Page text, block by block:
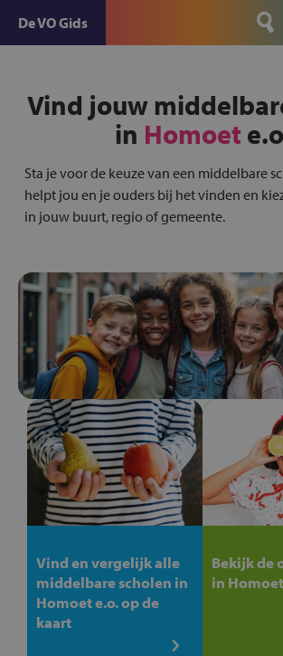
De VO Gids
Vind jouw
in Homoet
Sta je voor de keuze van een middelbare
helpt jou en je ouders bij het vinden en
in jouw buurt, regio of gemeente.
Vind en vergelijk alle
middelbare scholen in
Homoet e.o. op de
kaart
Bekijk de
in